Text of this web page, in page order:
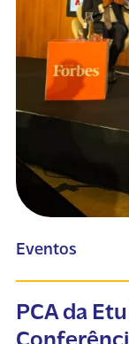
Eventos
PCA da